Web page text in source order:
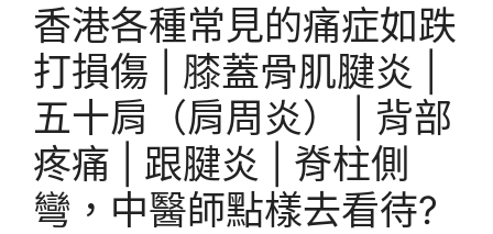
香港各種常見的痛症如跌
打損傷 | 膝蓋骨肌腱炎 |
五十肩（肩周炎） | 背部
疼痛 | 跟腱炎 | 脊柱側
彎，中醫師點樣去看待?